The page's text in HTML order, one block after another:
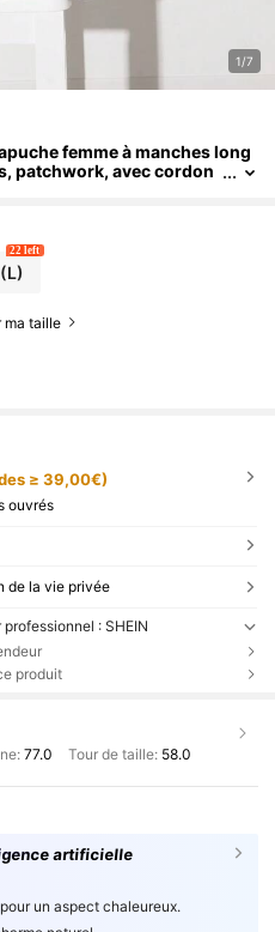
1/7
femme à manches long
patchwork, avec cordon
(L)
22 left
ma taille
≥ 39,00€)
ouvrés
de la vie privée
: SHEIN
produit
77.0 Tour de taille: 58.0
artificielle
un aspect chaleureux.